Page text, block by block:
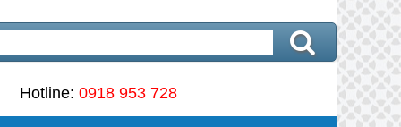
Hotline: 0918 953 728